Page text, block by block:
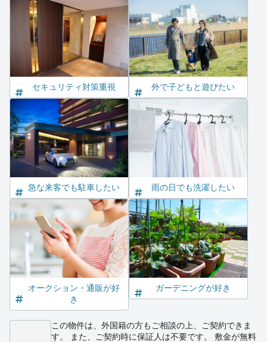
セキュリティ対策重視 外で子どもと遊びたい
急な来客でも駐車したい 雨の日でも洗濯したい
オークション・通販が好
き
ガーデニングが好き
この物件は、外国籍の方もご相談の上、ご契約できま
す。 また、ご契約時に保証人は不要です。 敷金が無料